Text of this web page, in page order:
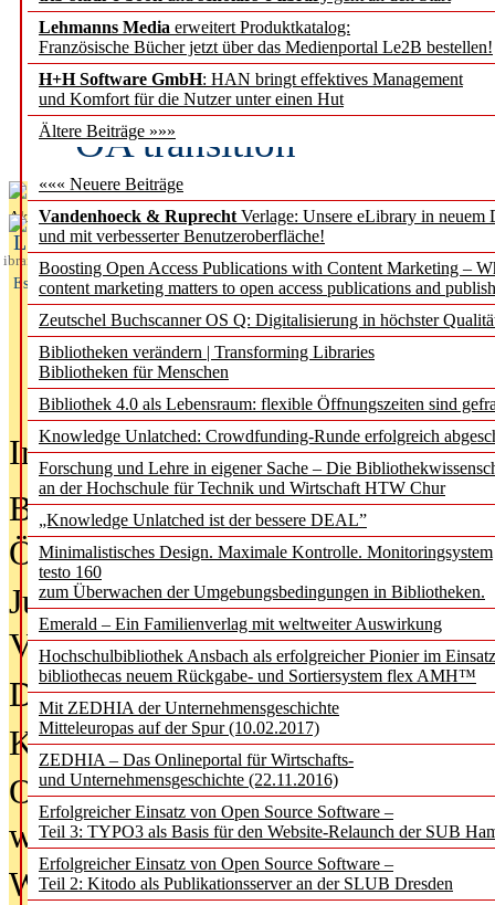
Lehmanns Media erweitert Produktkatalog:
Französische Bücher jetzt über das Medienportal Le2B bestellen!
H+H Software GmbH: HAN bringt effektives Management
und Komfort für die Nutzer unter einen Hut
Ältere Beiträge »»»
««« Neuere Beiträge
Vandenhoeck & Ruprecht Verlage: Unsere eLibrary in neuem
und mit verbesserter Benutzeroberfläche!
Boosting Open Access Publications with Content Marketing –
content marketing matters to open access publications and
Zeutschel Buchscanner OS Q: Digitalisierung in höchster
Bibliotheken verändern | Transforming Libraries
Bibliotheken für Menschen
Bibliothek 4.0 als Lebensraum: flexible Öffnungszeiten sind
Knowledge Unlatched: Crowdfunding-Runde erfolgreich
Forschung und Lehre in eigener Sache – Die
an der Hochschule für Technik und Wirtschaft HTW Chur
„Knowledge Unlatched ist der bessere DEAL”
Minimalistisches Design. Maximale Kontrolle. Monitoringsystem
testo 160
zum Überwachen der Umgebungsbedingungen in Bibliotheken.
Emerald – Ein Familienverlag mit weltweiter Auswirkung
Hochschulbibliothek Ansbach als erfolgreicher Pionier im
bibliothecas neuem Rückgabe- und Sortiersystem flex AMH™
Mit ZEDHIA der Unternehmensgeschichte
Mitteleuropas auf der Spur (10.02.2017)
ZEDHIA – Das Onlineportal für Wirtschafts-
und Unternehmensgeschichte (22.11.2016)
Erfolgreicher Einsatz von Open Source Software –
Teil 3: TYPO3 als Basis für den Website-Relaunch der SUB
Erfolgreicher Einsatz von Open Source Software –
Teil 2: Kitodo als Publikationsserver an der SLUB Dresden
Fifth Open Access
transformative
OA transition
Aktuelles aus
L
ibrary
Essentials
In der Ausgabe05/2026(Juni/Juli
Bürgerforum fordert mehr
Öffentlichkeit
Jugendliche wollen besseren
Verbote
Digitale Langzeit­archi­vierung
KI-Chatbots werden Teil der
Offene Infrastrukturen für
wissenschaftliche
Warum die Debatte über KI-Texte